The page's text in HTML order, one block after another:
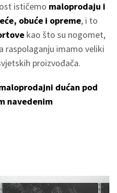
ističemo maloprodaju i
obuće i opreme, i to
kao što su nogomet,
raspolaganju imamo veliki
proizvođača.
dućan pod
navedenim